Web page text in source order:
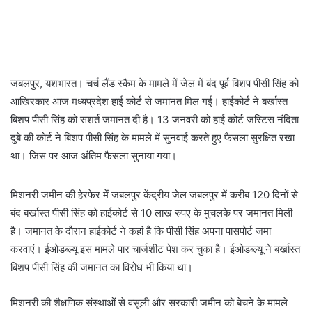
जबलपुर, यशभारत। चर्च लैंड स्कैम के मामले में जेल में बंद पूर्व बिशप पीसी सिंह को
आखिरकार आज मध्यप्रदेश हाई कोर्ट से जमानत मिल गई। हाईकोर्ट ने बर्खास्त
बिशप पीसी सिंह को सशर्त जमानत दी है। 13 जनवरी को हाई कोर्ट जस्टिस नंदिता
दुबे की कोर्ट ने बिशप पीसी सिंह के मामले में सुनवाई करते हुए फैसला सुरक्षित रखा
था। जिस पर आज अंतिम फैसला सुनाया गया।
मिशनरी जमीन की हेरफेर में जबलपुर केंद्रीय जेल जबलपुर में करीब 120 दिनों से
बंद बर्खास्त पीसी सिंह को हाईकोर्ट से 10 लाख रुपए के मुचलके पर जमानत मिली
है। जमानत के दौरान हाईकोर्ट ने कहां है कि पीसी सिंह अपना पासपोर्ट जमा
करवाएं। ईओडब्ल्यू इस मामले पार चार्जशीट पेश कर चुका है। ईओडब्ल्यू ने बर्खास्त
बिशप पीसी सिंह की जमानत का विरोध भी किया था।
मिशनरी की शैक्षणिक संस्थाओं से वसूली और सरकारी जमीन को बेचने के मामले